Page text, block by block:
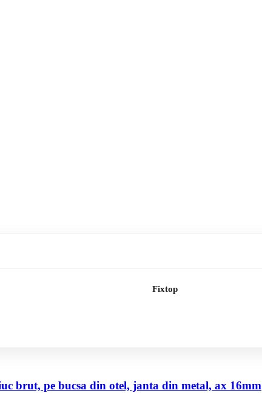
Fixtop
brut, pe bucsa din otel, janta din metal, ax 16mm